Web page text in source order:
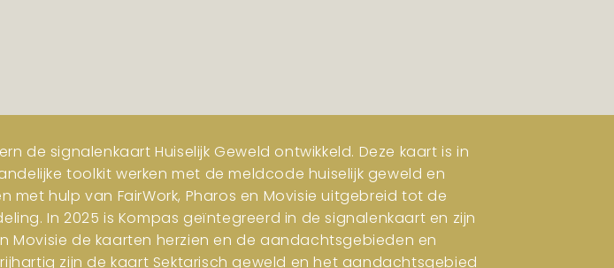
de signalenkaart Huiselijk Geweld ontwikkeld. Deze kaart is in
toolkit werken met de meldcode huiselijk geweld en
met hulp van FairWork, Pharos en Movisie uitgebreid tot de
In 2025 is Kompas geïntegreerd in de signalenkaart en zijn
Movisie de kaarten herzien en de aandachtsgebieden en
zijn de kaart Sektarisch geweld en het aandachtsgebied